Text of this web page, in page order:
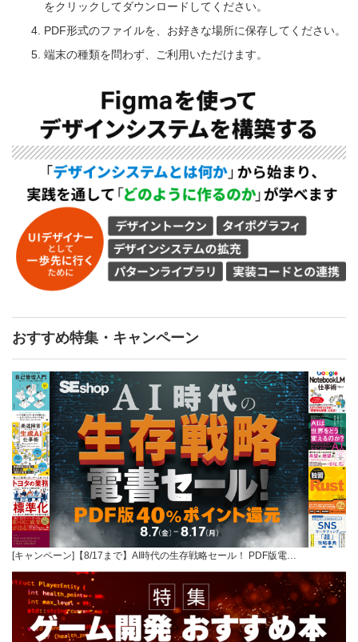
をクリックしてダウンロードしてください。
PDF形式のファイルを、お好きな場所に保存してください。
端末の種類を問わず、ご利用いただけます。
おすすめ特集・キャンペーン
[キャンペーン]【8/17まで】AI時代の生存戦略セール！ PDF版電…